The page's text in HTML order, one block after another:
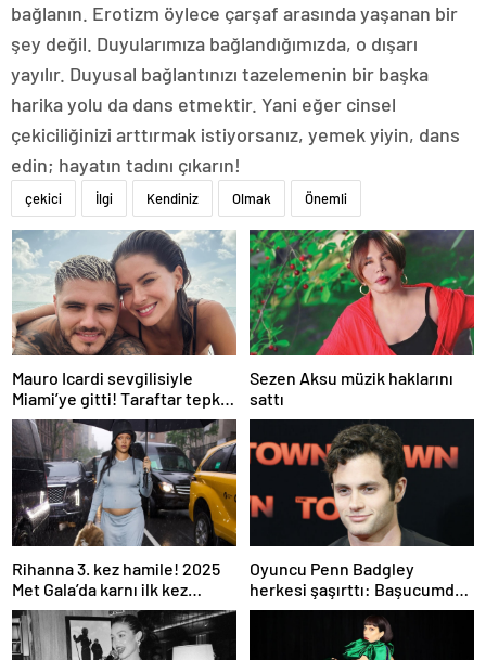
bağlanın. Erotizm öylece çarşaf arasında yaşanan bir
şey değil. Duyularımıza bağlandığımızda, o dışarı
yayılır. Duyusal bağlantınızı tazelemenin bir başka
harika yolu da dans etmektir. Yani eğer cinsel
çekiciliğinizi arttırmak istiyorsanız, yemek yiyin, dans
edin; hayatın tadını çıkarın!
çekici İlgi Kendiniz Olmak Önemli
Mauro Icardi sevgilisiyle
Miami’ye gitti! Taraftar tepki
gösterdi
Sezen Aksu müzik haklarını
sattı
Rihanna 3. kez hamile! 2025
Met Gala’da karnı ilk kez
görüntülendi
Oyuncu Penn Badgley
herkesi şaşırttı: Başucumda
Kur’an-ı Kerim var